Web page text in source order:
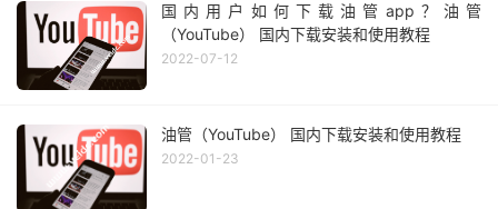
国内用户如何下载油管app？油管
（YouTube） 国内下载安装和使用教程
2022-07-12
油管（YouTube） 国内下载安装和使用教程
2022-01-23